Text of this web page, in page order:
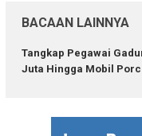
BACAAN LAINNYA
Tangkap Pegawai
Juta Hingga Mobil